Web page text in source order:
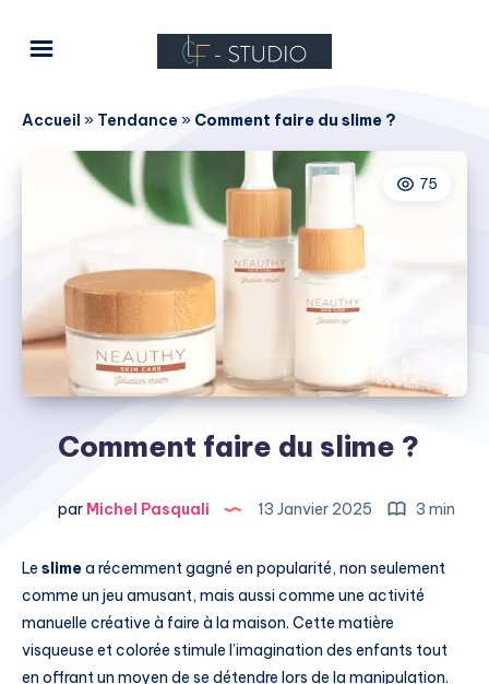
Accueil » Tendance » Comment faire du slime ?
75
Comment faire du slime ?
par Michel Pasquali 13 Janvier 2025 3 min
Le slimea récemment gagné en popularité, non seulement
comme un jeu amusant, mais aussi comme une activité
manuelle créative à faire à la maison. Cette matière
visqueuse et colorée stimule l’imagination des enfants tout
en offrant un moyen de se détendre lors de la manipulation.